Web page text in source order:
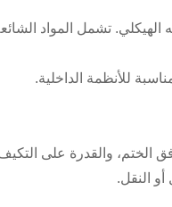
تشمل المواد
للأنظمة الداخلية.
الختم، والقدرة على
النقل.